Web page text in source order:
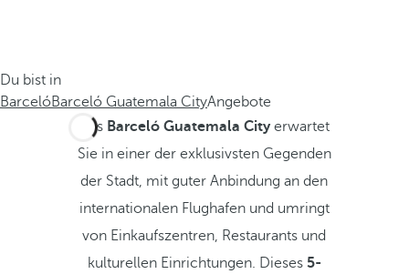
Du bist in
BarcelóBarceló Guatemala CityAngebote
Das Barceló Guatemala Cityerwartet
Sie in einer der exklusivsten Gegenden
der Stadt, mit guter Anbindung an den
internationalen Flughafen und umringt
von Einkaufszentren, Restaurants und
kulturellen Einrichtungen. Dieses 5-